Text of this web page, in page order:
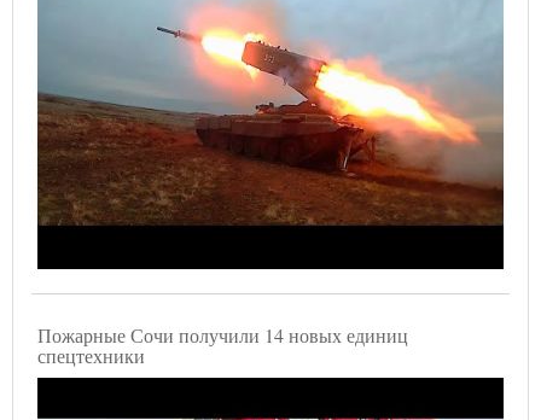
Пожарные Сочи получили 14 новых единиц
спецтехники